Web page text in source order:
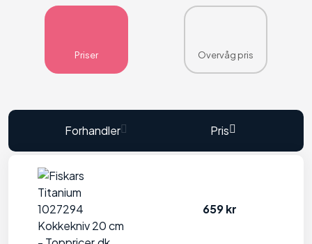
Priser Overvåg pris
Forhandler Pris
659 kr